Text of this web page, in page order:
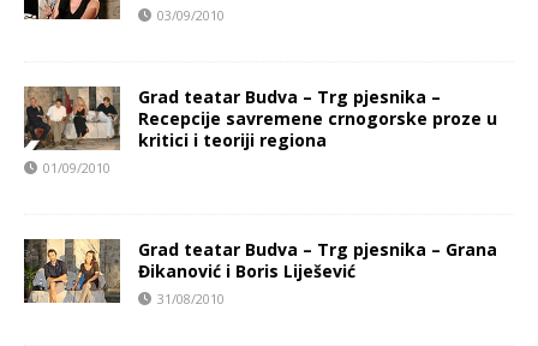
03/09/2010
Grad teatar Budva – Trg pjesnika –
Recepcije savremene crnogorske proze u
kritici i teoriji regiona
01/09/2010
Grad teatar Budva – Trg pjesnika – Grana
Đikanović i Boris Liješević
31/08/2010